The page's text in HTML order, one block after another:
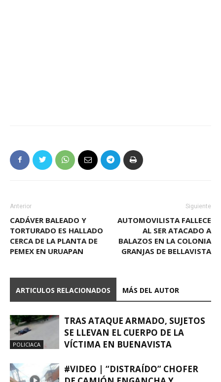
Anterior
CADÁVER BALEADO Y
TORTURADO ES HALLADO
CERCA DE LA PLANTA DE
PEMEX EN URUAPAN
Siguiente
AUTOMOVILISTA FALLECE
AL SER ATACADO A
BALAZOS EN LA COLONIA
GRANJAS DE BELLAVISTA
ARTICULOS RELACIONADOS MÁS DEL AUTOR
POLICIACA
TRAS ATAQUE ARMADO, SUJETOS
SE LLEVAN EL CUERPO DE LA
VÍCTIMA EN BUENAVISTA
#VIDEO | “DISTRAÍDO” CHOFER